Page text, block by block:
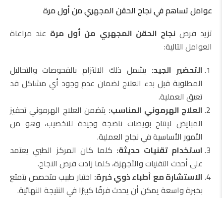
عوامل تساهم في نجاح الحقن المجهري من أول مرة
تزيد فرصنجاح الحقن المجهري من أول مرة عند مراعاة
العوامل التالية:
التحضير الجيد: يشمل ذلك الالتزام بالفحوصات والتحاليل
المطلوبة قبل بدء العلاج لضمان عدم وجود أي مشاكل قد
تعيق العملية.
العلاج الهرموني المناسب: يتضمن العلاج الهرموني تحفيز
المبايض لإنتاج بويضات ناضجة وجيدة للتخصيب، وهو من
الأمور الأساسية في نجاح العملية.
استخدام تقنيات حديثة: كلما كان المركز الطبي يعتمد
على أحدث التقنيات والأجهزة، كلما زادت فرص النجاح.
الاستشارة مع أطباء ذوي خبرة: اختيار طبيب متخصص يتمتع
بخبرة واسعة يمكن أن يحدث فرقًا كبيرًا في النتيجة النهائية.